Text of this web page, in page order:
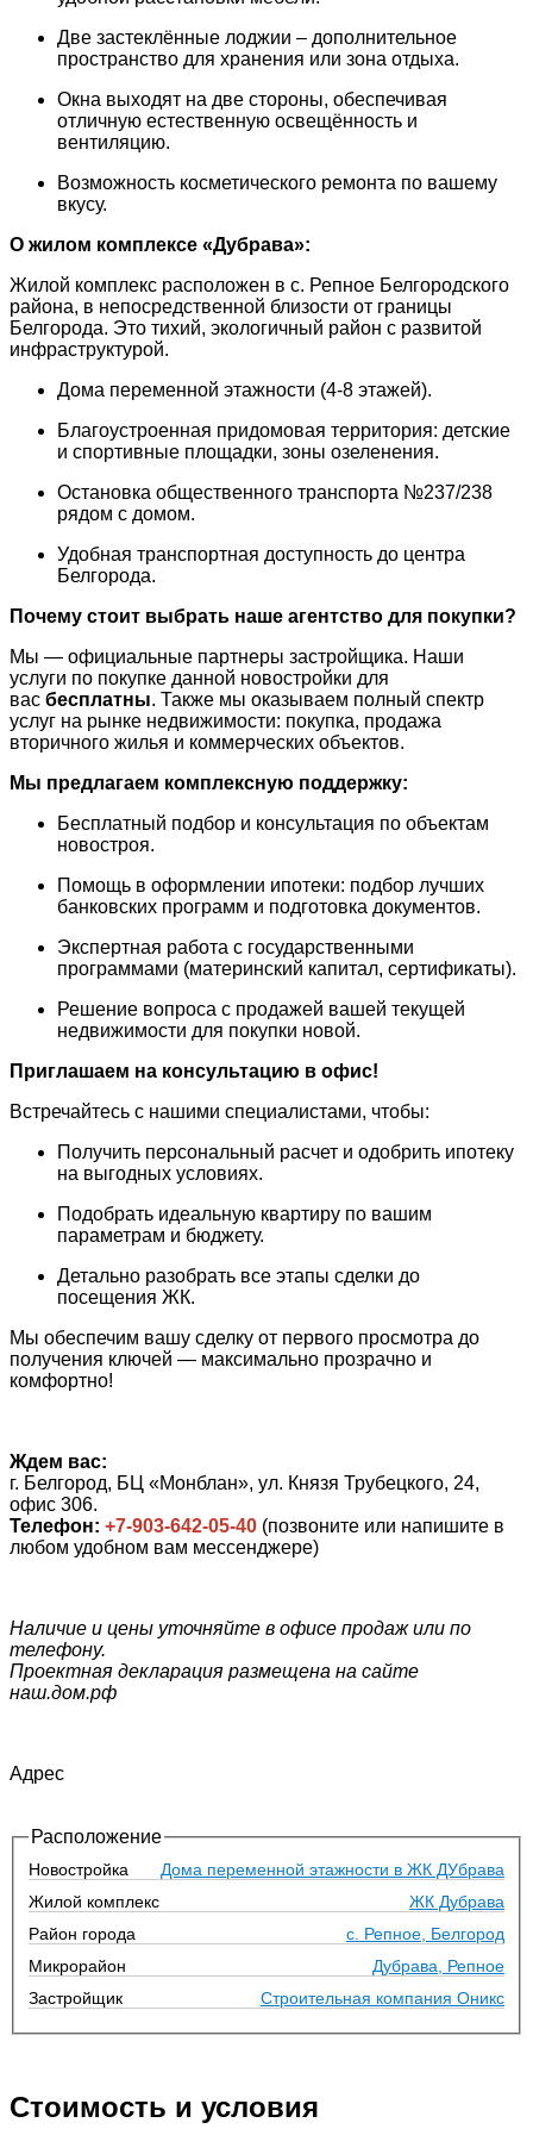
Две застеклённые лоджии – дополнительное
пространство для хранения или зона отдыха.
Окна выходят на две стороны, обеспечивая
отличную естественную освещённость и
вентиляцию.
Возможность косметического ремонта по вашему
вкусу.
О жилом комплексе «Дубрава»:
Жилой комплекс расположен в с. Репное Белгородского
района, в непосредственной близости от границы
Белгорода. Это тихий, экологичный район с развитой
инфраструктурой.
Дома переменной этажности (4-8 этажей).
Благоустроенная придомовая территория: детские
и спортивные площадки, зоны озеленения.
Остановка общественного транспорта №237/238
рядом с домом.
Удобная транспортная доступность до центра
Белгорода.
Почему стоит выбрать наше агентство для покупки?
Мы — официальные партнеры застройщика. Наши
услуги по покупке данной новостройки для
вас бесплатны. Также мы оказываем полный спектр
услуг на рынке недвижимости: покупка, продажа
вторичного жилья и коммерческих объектов.
Мы предлагаем комплексную поддержку:
Бесплатный подбор и консультация по объектам
новостроя.
Помощь в оформлении ипотеки: подбор лучших
банковских программ и подготовка документов.
Экспертная работа с государственными
программами (материнский капитал, сертификаты).
Решение вопроса с продажей вашей текущей
недвижимости для покупки новой.
Приглашаем на консультацию в офис!
Встречайтесь с нашими специалистами, чтобы:
Получить персональный расчет и одобрить ипотеку
на выгодных условиях.
Подобрать идеальную квартиру по вашим
параметрам и бюджету.
Детально разобрать все этапы сделки до
посещения ЖК.
Мы обеспечим вашу сделку от первого просмотра до
получения ключей — максимально прозрачно и
комфортно!
Ждем вас:
г. Белгород, БЦ «Монблан», ул. Князя Трубецкого, 24,
офис 306.
Телефон: +7-903-642-05-40 (позвоните или напишите в
любом удобном вам мессенджере)
Наличие и цены уточняйте в офисе продаж или по
телефону.
Проектная декларация размещена на сайте
наш.дом.рф
Адрес
Расположение
Новостройка
Дома переменной этажности в ЖК ДУбрава
Жилой комплекс
ЖК Дубрава
Район города
с. Репное, Белгород
Микрорайон
Дубрава, Репное
Застройщик
Строительная компания Оникс
Стоимость и условия